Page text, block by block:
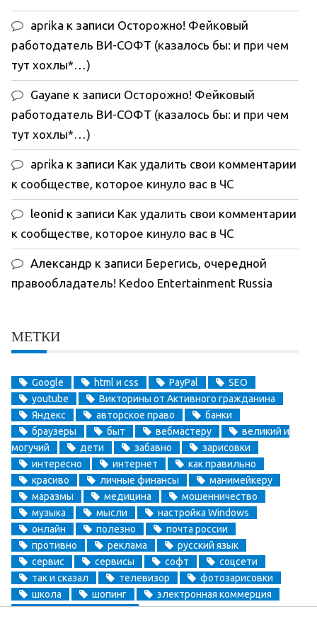
aprika к записи Осторожно! Фейковый
работодатель ВИ-СОФТ (казалось бы: и при чем
тут хохлы*…)
Gayane к записи Осторожно! Фейковый
работодатель ВИ-СОФТ (казалось бы: и при чем
тут хохлы*…)
aprika к записи Как удалить свои комментарии
к сообществе, которое кинуло вас в ЧС
leonid к записи Как удалить свои комментарии
к сообществе, которое кинуло вас в ЧС
Александр к записи Берегись, очередной
правообладатель! Kedoo Entertainment Russia
МЕТКИ
Google html и css PayPal
SEO
youtube
Викторины от Активного гражданина
Яндекс
авторское право
банки
браузеры
быт вебмастеру
великий и
могучий
дети забавно
зарисовки
интересно
интернет
как правильно
красиво
личные финансы
манимейкеру
маразмы
медицина
мошенничество
музыка
мысли
настройка Windows
онлайн
полезно
почта россии
противно
реклама
русский язык
сервис
сервисы софт
соцсети
так и сказал
телевизор
фотозарисовки
школа
шопинг
электронная коммерция
электронные деньги